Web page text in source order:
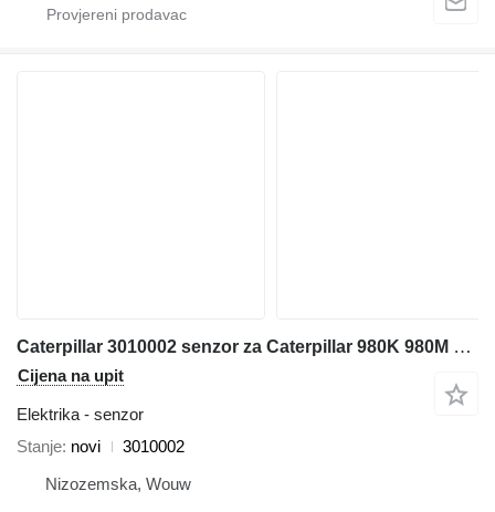
Caterpillar 3010002 senzor za Caterpillar 980K 980M 972M 982M 972K 966K 966M prednjeg utovarivača
Cijena na upit
Elektrika - senzor
Stanje novi
3010002
Nizozemska, Wouw